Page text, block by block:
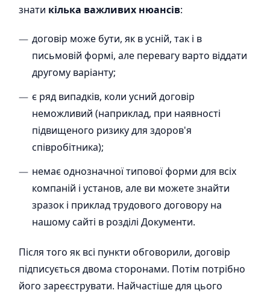
знати кілька важливих нюансів:
договір може бути, як в усній, так і в
письмовій формі, але перевагу варто віддати
другому варіанту;
є ряд випадків, коли усний договір
неможливий (наприклад, при наявності
підвищеного ризику для здоров'я
співробітника);
немає однозначної типової форми для всіх
компаній і установ, але ви можете знайти
зразок і приклад трудового договору на
нашому сайті в розділі Документи.
Після того як всі пункти обговорили, договір
підписується двома сторонами. Потім потрібно
його зареєструвати. Найчастіше для цього